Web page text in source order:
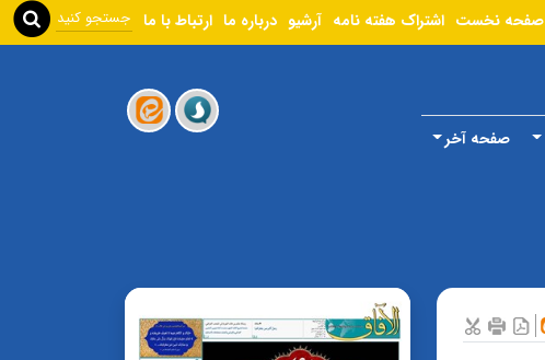
صفحه نخست اشتراک هفته نامه آرشیو درباره ما ارتباط با ما
صفحه آخر